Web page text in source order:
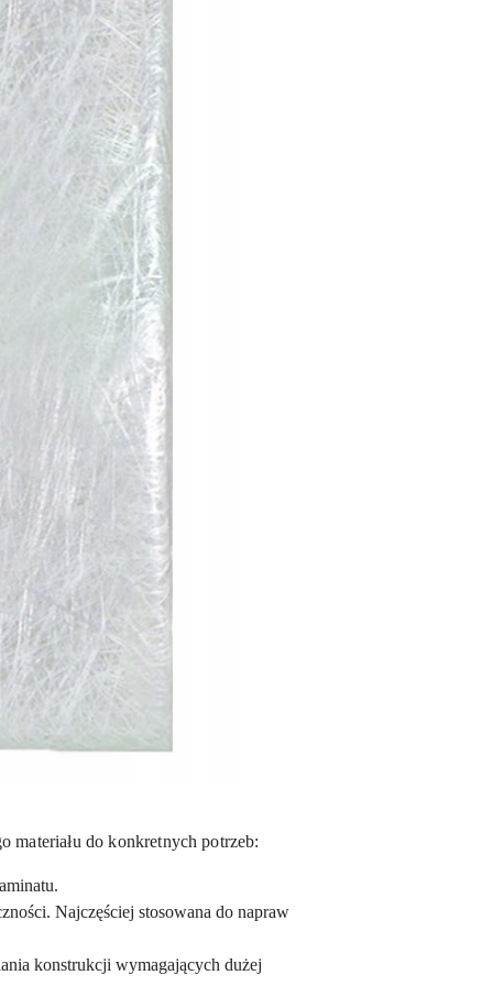
materiału do konkretnych potrzeb:
Najczęściej stosowana do napraw
konstrukcji wymagających dużej